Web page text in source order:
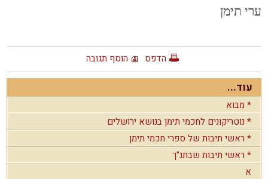
ערי תימן
הדפס הוסף תגובה
עוד...
* מבוא
* נוטריקונים לחכמי תימן בנושא ירושלים
* ראשי תיבות של ספרי חכמי תימן
* ראשי תיבות שבתנ"ך
א